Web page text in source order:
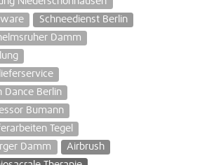
Schneedienst Berlin
Damm
Dance Berlin
Bumann
Tegel
Damm
Airbrush